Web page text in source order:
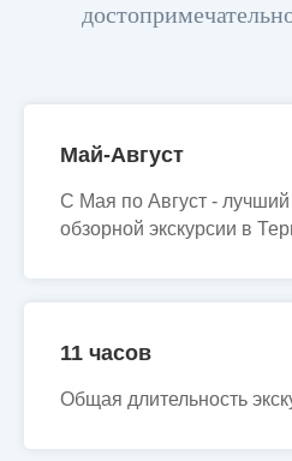
Май-Август
С Мая по Август -
обзорной экскурсии в
11 часов
Общая длительность